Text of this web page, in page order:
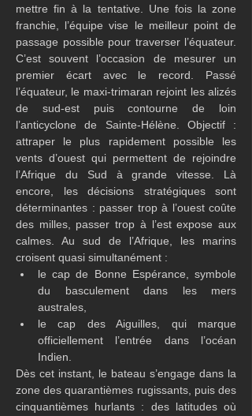
mettre fin à la tentative. Une fois la zone
franchie, l’équipe vise le meilleur point de
passage possible pour traverser l’équateur.
C’est souvent l’occasion de mesurer un
premier écart avec le record. Passé
l’équateur, le maxi-trimaran rejoint les alizés
de sud-est puis contourne de loin
l’anticyclone de Sainte-Hélène. Objectif :
attraper le plus rapidement possible les
vents d’ouest qui permettent de rejoindre
l’Afrique du Sud à grande vitesse. Là
encore, les décisions stratégiques sont
déterminantes : passer trop à l’ouest coûte
des milles, passer trop à l’est expose aux
calmes. Au sud de l’Afrique, les marins
croisent quasi simultanément :
le cap de Bonne Espérance, symbole
du basculement dans les mers
australes,
le cap des Aiguilles, qui marque
officiellement l’entrée dans l’océan
Indien.
Dès cet instant, le bateau s’engage dans la
zone des quarantièmes rugissants, puis des
cinquantièmes hurlants : des latitudes où